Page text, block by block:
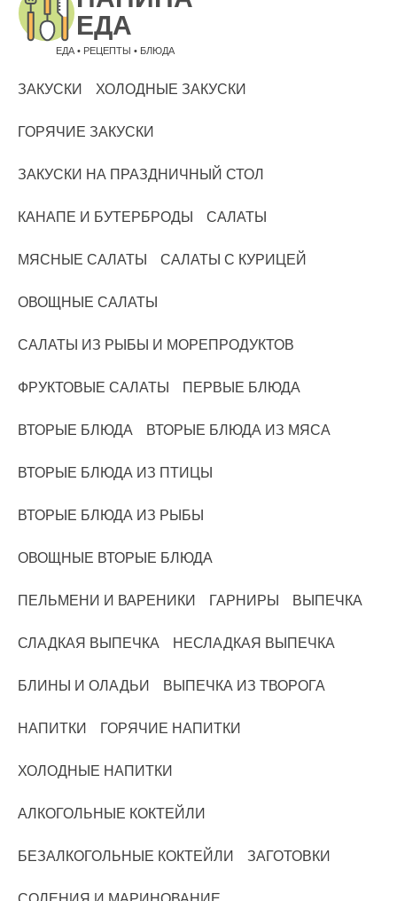
ЕДА • РЕЦЕПТЫ • БЛЮДА
ЗАКУСКИ ХОЛОДНЫЕ ЗАКУСКИ
ГОРЯЧИЕ ЗАКУСКИ
ЗАКУСКИ НА ПРАЗДНИЧНЫЙ СТОЛ
КАНАПЕ И БУТЕРБРОДЫ САЛАТЫ
МЯСНЫЕ САЛАТЫ САЛАТЫ С КУРИЦЕЙ
ОВОЩНЫЕ САЛАТЫ
САЛАТЫ ИЗ РЫБЫ И МОРЕПРОДУКТОВ
ФРУКТОВЫЕ САЛАТЫ ПЕРВЫЕ БЛЮДА
ВТОРЫЕ БЛЮДА ВТОРЫЕ БЛЮДА ИЗ МЯСА
ВТОРЫЕ БЛЮДА ИЗ ПТИЦЫ
ВТОРЫЕ БЛЮДА ИЗ РЫБЫ
ОВОЩНЫЕ ВТОРЫЕ БЛЮДА
ПЕЛЬМЕНИ И ВАРЕНИКИ ГАРНИРЫ ВЫПЕЧКА
СЛАДКАЯ ВЫПЕЧКА НЕСЛАДКАЯ ВЫПЕЧКА
БЛИНЫ И ОЛАДЬИ ВЫПЕЧКА ИЗ ТВОРОГА
НАПИТКИ ГОРЯЧИЕ НАПИТКИ
ХОЛОДНЫЕ НАПИТКИ
АЛКОГОЛЬНЫЕ КОКТЕЙЛИ
БЕЗАЛКОГОЛЬНЫЕ КОКТЕЙЛИ ЗАГОТОВКИ